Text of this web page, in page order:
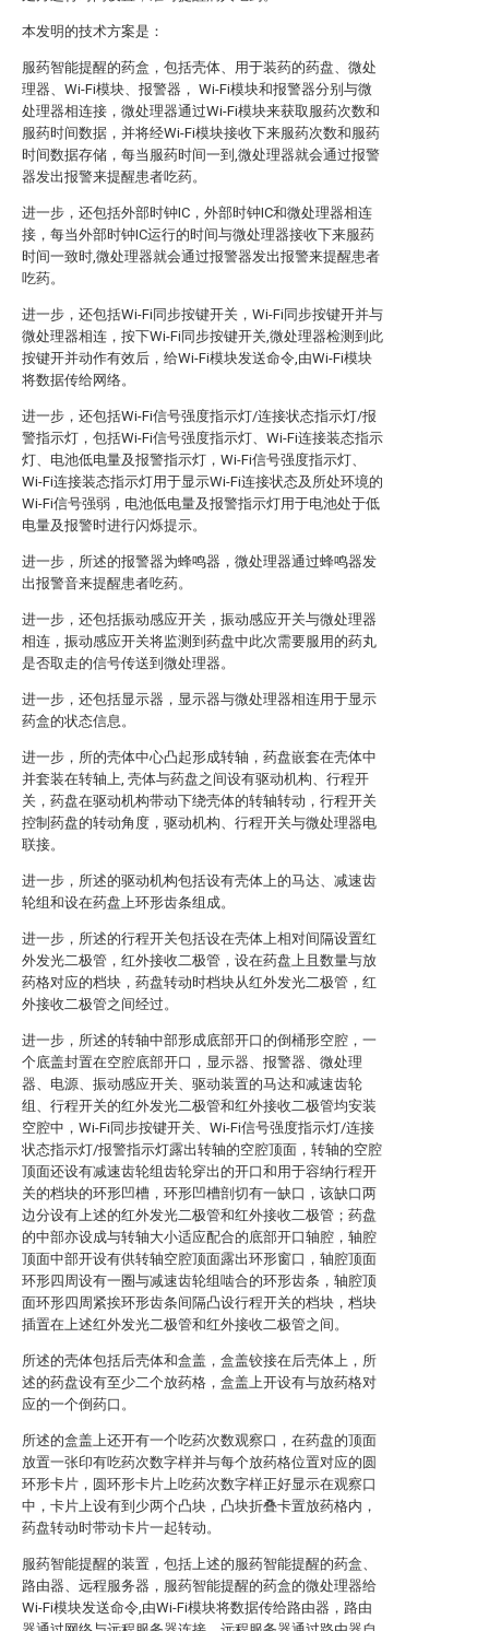
本发明的技术方案是：
服药智能提醒的药盒，包括壳体、用于装药的药盘、微处
理器、Wi-Fi模块、报警器， Wi-Fi模块和报警器分别与微
处理器相连接，微处理器通过Wi-Fi模块来获取服药次数和
服药时间数据，并将经Wi-Fi模块接收下来服药次数和服药
时间数据存储，每当服药时间一到,微处理器就会通过报警
器发出报警来提醒患者吃药。
进一步，还包括外部时钟IC，外部时钟IC和微处理器相连
接，每当外部时钟IC运行的时间与微处理器接收下来服药
时间一致时,微处理器就会通过报警器发出报警来提醒患者
吃药。
进一步，还包括Wi-Fi同步按键开关，Wi-Fi同步按键开并与
微处理器相连，按下Wi-Fi同步按键开关,微处理器检测到此
按键开并动作有效后，给Wi-Fi模块发送命令,由Wi-Fi模块
将数据传给网络。
进一步，还包括Wi-Fi信号强度指示灯/连接状态指示灯/报
警指示灯，包括Wi-Fi信号强度指示灯、Wi-Fi连接装态指示
灯、电池低电量及报警指示灯，Wi-Fi信号强度指示灯、
Wi-Fi连接装态指示灯用于显示Wi-Fi连接状态及所处环境的
Wi-Fi信号强弱，电池低电量及报警指示灯用于电池处于低
电量及报警时进行闪烁提示。
进一步，所述的报警器为蜂鸣器，微处理器通过蜂鸣器发
出报警音来提醒患者吃药。
进一步，还包括振动感应开关，振动感应开关与微处理器
相连，振动感应开关将监测到药盘中此次需要服用的药丸
是否取走的信号传送到微处理器。
进一步，还包括显示器，显示器与微处理器相连用于显示
药盒的状态信息。
进一步，所的壳体中心凸起形成转轴，药盘嵌套在壳体中
并套装在转轴上, 壳体与药盘之间设有驱动机构、行程开
关，药盘在驱动机构带动下绕壳体的转轴转动，行程开关
控制药盘的转动角度，驱动机构、行程开关与微处理器电
联接。
进一步，所述的驱动机构包括设有壳体上的马达、减速齿
轮组和设在药盘上环形齿条组成。
进一步，所述的行程开关包括设在壳体上相对间隔设置红
外发光二极管，红外接收二极管，设在药盘上且数量与放
药格对应的档块，药盘转动时档块从红外发光二极管，红
外接收二极管之间经过。
进一步，所述的转轴中部形成底部开口的倒桶形空腔，一
个底盖封置在空腔底部开口，显示器、报警器、微处理
器、电源、振动感应开关、驱动装置的马达和减速齿轮
组、行程开关的红外发光二极管和红外接收二极管均安装
空腔中，Wi-Fi同步按键开关、Wi-Fi信号强度指示灯/连接
状态指示灯/报警指示灯露出转轴的空腔顶面，转轴的空腔
顶面还设有减速齿轮组齿轮穿出的开口和用于容纳行程开
关的档块的环形凹槽，环形凹槽剖切有一缺口，该缺口两
边分设有上述的红外发光二极管和红外接收二极管；药盘
的中部亦设成与转轴大小适应配合的底部开口轴腔，轴腔
顶面中部开设有供转轴空腔顶面露出环形窗口，轴腔顶面
环形四周设有一圈与减速齿轮组啮合的环形齿条，轴腔顶
面环形四周紧挨环形齿条间隔凸设行程开关的档块，档块
插置在上述红外发光二极管和红外接收二极管之间。
所述的壳体包括后壳体和盒盖，盒盖铰接在后壳体上，所
述的药盘设有至少二个放药格，盒盖上开设有与放药格对
应的一个倒药口。
所述的盒盖上还开有一个吃药次数观察口，在药盘的顶面
放置一张印有吃药次数字样并与每个放药格位置对应的圆
环形卡片，圆环形卡片上吃药次数字样正好显示在观察口
中，卡片上设有到少两个凸块，凸块折叠卡置放药格内，
药盘转动时带动卡片一起转动。
服药智能提醒的装置，包括上述的服药智能提醒的药盒、
路由器、远程服务器，服药智能提醒的药盒的微处理器给
Wi-Fi模块发送命令,由Wi-Fi模块将数据传给路由器，路由